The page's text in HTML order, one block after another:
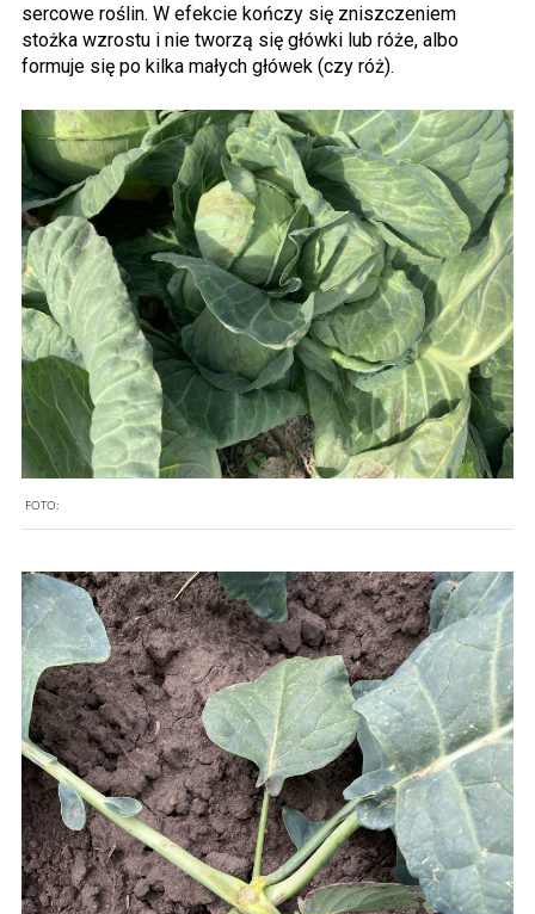
sercowe roślin. W efekcie kończy się zniszczeniem
stożka wzrostu i nie tworzą się główki lub róże, albo
formuje się po kilka małych główek (czy róż).
FOTO: